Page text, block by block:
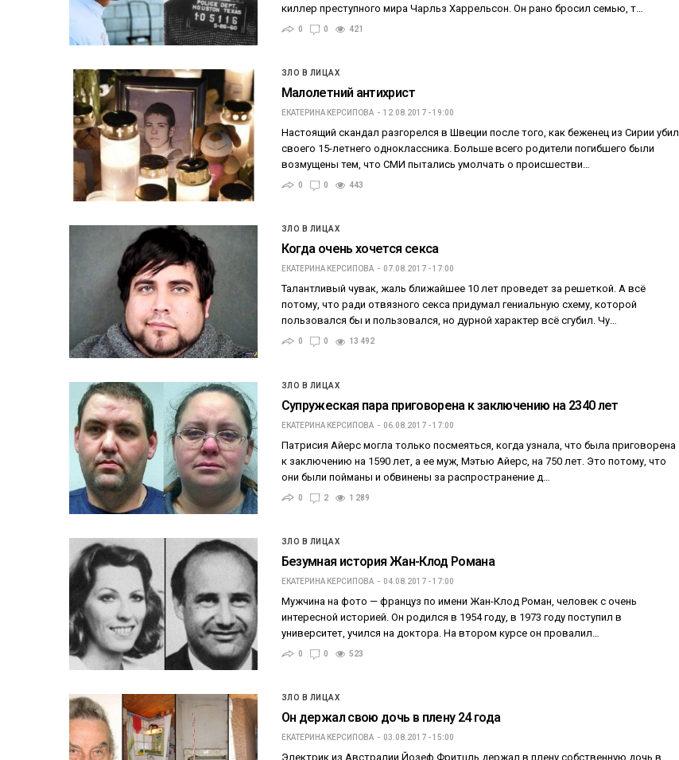
киллер преступного мира Чарльз Харрельсон. Он рано бросил семью, т…
0 0 421
ЗЛО В ЛИЦАХ
Малолетний антихрист
ЕКАТЕРИНА КЕРСИПОВА 12.08.2017 - 19:00
Настоящий скандал разгорелся в Швеции после того, как беженец из Сирии убил
своего 15-летнего одноклассника. Больше всего родители погибшего были
возмущены тем, что СМИ пытались умолчать о происшестви…
0 0 443
ЗЛО В ЛИЦАХ
Когда очень хочется секса
ЕКАТЕРИНА КЕРСИПОВА 07.08.2017 - 17:00
Талантливый чувак, жаль ближайшее 10 лет проведет за решеткой. А всё
потому, что ради отвязного секса придумал гениальную схему, которой
пользовался бы и пользовался, но дурной характер всё сгубил. Чу…
0 0 13 492
ЗЛО В ЛИЦАХ
Супружеская пара приговорена к заключению на 2340 лет
ЕКАТЕРИНА КЕРСИПОВА 06.08.2017 - 17:00
Патрисия Айерс могла только посмеяться, когда узнала, что была приговорена
к заключению на 1590 лет, а ее муж, Мэтью Айерс, на 750 лет. Это потому, что
они были пойманы и обвинены за распространение д…
0 2 1 289
ЗЛО В ЛИЦАХ
Безумная история Жан-Клод Романа
ЕКАТЕРИНА КЕРСИПОВА 04.08.2017 - 17:00
Мужчина на фото — француз по имени Жан-Клод Роман, человек с очень
интересной историей. Он родился в 1954 году, в 1973 году поступил в
университет, учился на доктора. На втором курсе он провалил…
0 0 523
ЗЛО В ЛИЦАХ
Он держал свою дочь в плену 24 года
ЕКАТЕРИНА КЕРСИПОВА 03.08.2017 - 15:00
Электрик из Австралии Йозеф Фритцль держал в плену собственную дочь в